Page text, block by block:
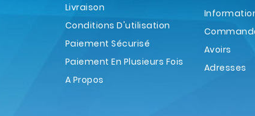
Livraison
Conditions D'utilisation
Paiement Sécurisé
Paiement En Plusieurs Fois
A Propos
Avoirs
Adresses